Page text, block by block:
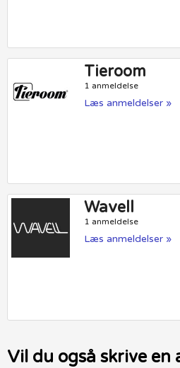
Tieroom
1 anmeldelse
Læs anmeldelser »
Wavell
1 anmeldelse
Læs anmeldelser »
Vil du også skrive en